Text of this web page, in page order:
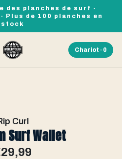
des planches de surf ·
Plus de 100 planches en
stock
Chariot · 0
Curl
Surf Wallet